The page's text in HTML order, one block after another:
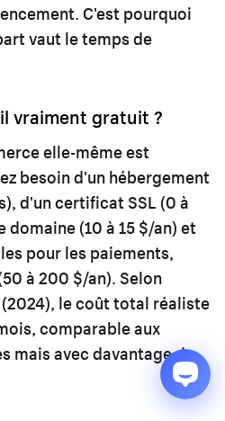
C'est pourquoi
vaut le temps de
vraiment gratuit ?
elle-même est
besoin d'un hébergement
d'un certificat SSL (0 à
domaine (10 à 15 $/an) et
pour les paiements,
à 200 $/an). Selon
le coût total réaliste
comparable aux
mais avec davantage de